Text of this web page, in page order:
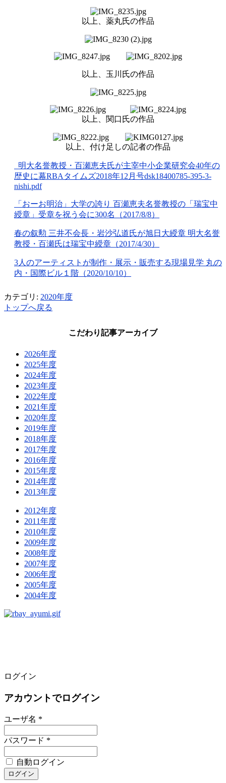
以上、薬丸氏の作品
以上、玉川氏の作品
以上、関口氏の作品
以上、付け足しの記者の作品
明大名誉教授・百瀬恵夫氏が主宰中小企業研究会40年の
歴史に幕RBAタイムズ2018年12月号dsk18400785-395-3-
nishi.pdf
「おーお明治」大学の誇り 百瀬恵夫名誉教授の「瑞宝中
綬章」受章を祝う会に300名（2017/8/8）
春の叙勲 三井不会長・岩沙弘道氏が旭日大綬章 明大名誉
教授・百瀬氏は瑞宝中綬章（2017/4/30）
3人のアーティストが制作・展示・販売する現場見学 丸の
内・国際ビル１階（2020/10/10）
カテゴリ: 2020年度
トップへ戻る
こだわり記事アーカイブ
2026年度
2025年度
2024年度
2023年度
2022年度
2021年度
2020年度
2019年度
2018年度
2017年度
2016年度
2015年度
2014年度
2013年度
2012年度
2011年度
2010年度
2009年度
2008年度
2007年度
2006年度
2005年度
2004年度
ログイン
アカウントでログイン
ユーザ名 *
パスワード *
自動ログイン